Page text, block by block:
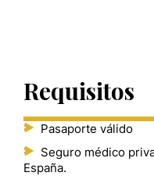
Requisitos
Pasaporte válido
Seguro médico
España.